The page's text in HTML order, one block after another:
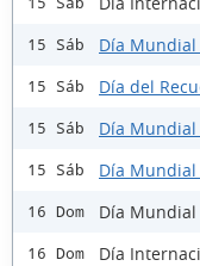
15 Sáb Día
15 Sáb Día del
15 Sáb Día Mundial
15 Sáb Día
16 Dom Día
16 Dom Día